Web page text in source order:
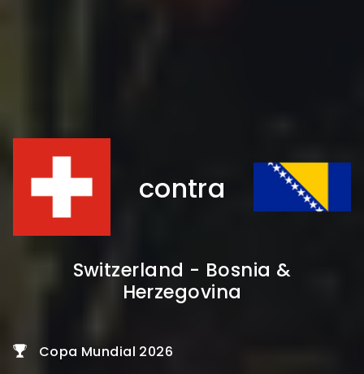
contra
Switzerland - Bosnia &
Herzegovina
Copa Mundial 2026